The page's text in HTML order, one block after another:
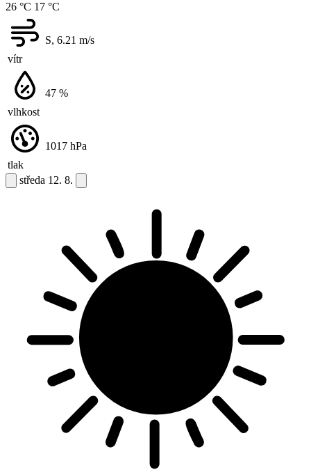
26 °C 17 °C
vítr
S, 6.21 m/s
vlhkost
47 %
tlak
1017 hPa
středa 12. 8.